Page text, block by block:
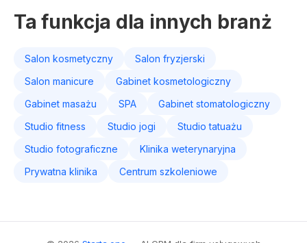
Ta funkcja dla innych branż
Salon kosmetyczny
Salon fryzjerski
Salon manicure
Gabinet kosmetologiczny
Gabinet masażu
SPA
Gabinet stomatologiczny
Studio fitness
Studio jogi
Studio tatuażu
Studio fotograficzne
Klinika weterynaryjna
Prywatna klinika
Centrum szkoleniowe